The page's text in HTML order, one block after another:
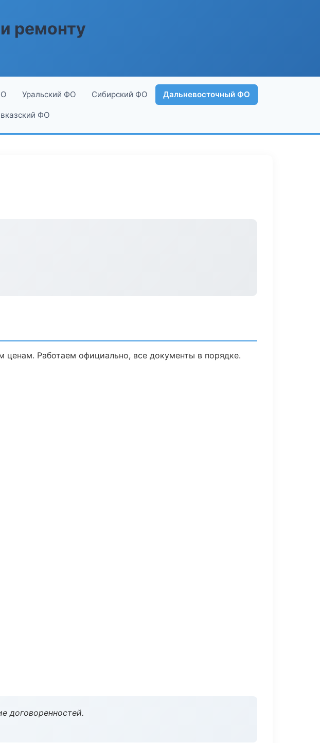
ремонту
Уральский ФО Сибирский ФО Дальневосточный ФО
ФО
ценам. Работаем официально, все документы в порядке.
договоренностей.